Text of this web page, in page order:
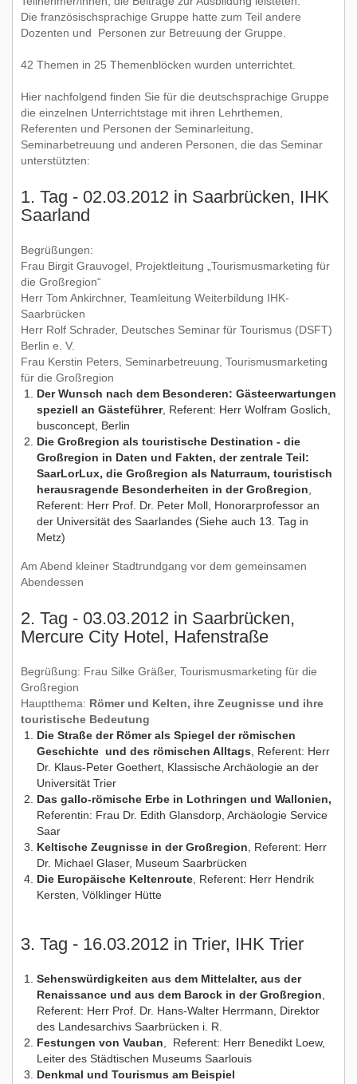
Die französischsprachige Gruppe hatte zum Teil andere
Dozenten und Personen zur Betreuung der Gruppe.
42 Themen in 25 Themenblöcken wurden unterrichtet.
Hier nachfolgend finden Sie für die deutschsprachige Gruppe
die einzelnen Unterrichtstage mit ihren Lehrthemen,
Referenten und Personen der Seminarleitung,
Seminarbetreuung und anderen Personen, die das Seminar
unterstützten:
1. Tag - 02.03.2012 in Saarbrücken, IHK
Saarland
Begrüßungen:
Frau Birgit Grauvogel, Projektleitung „Tourismusmarketing für
die Großregion“
Herr Tom Ankirchner, Teamleitung Weiterbildung IHK-
Saarbrücken
Herr Rolf Schrader, Deutsches Seminar für Tourismus (DSFT)
Berlin e. V.
Frau Kerstin Peters, Seminarbetreuung, Tourismusmarketing
für die Großregion
Der Wunsch nach dem Besonderen: Gästeerwartungen
speziell an Gästeführer, Referent: Herr Wolfram Goslich,
busconcept, Berlin
Die Großregion als touristische Destination - die
Großregion in Daten und Fakten, der zentrale Teil:
SaarLorLux, die Großregion als Naturraum, touristisch
herausragende Besonderheiten in der Großregion,
Referent: Herr Prof. Dr. Peter Moll, Honorarprofessor an
der Universität des Saarlandes (Siehe auch 13. Tag in
Metz)
Am Abend kleiner Stadtrundgang vor dem gemeinsamen
Abendessen
2. Tag - 03.03.2012 in Saarbrücken,
Mercure City Hotel, Hafenstraße
Begrüßung: Frau Silke Gräßer, Tourismusmarketing für die
Großregion
Hauptthema: Römer und Kelten, ihre Zeugnisse und ihre
touristische Bedeutung
Die Straße der Römer als Spiegel der römischen
Geschichte und des römischen Alltags, Referent: Herr
Dr. Klaus-Peter Goethert, Klassische Archäologie an der
Universität Trier
Das gallo-römische Erbe in Lothringen und Wallonien,
Referentin: Frau Dr. Edith Glansdorp, Archäologie Service
Saar
Keltische Zeugnisse in der Großregion, Referent: Herr
Dr. Michael Glaser, Museum Saarbrücken
Die Europäische Keltenroute, Referent: Herr Hendrik
Kersten, Völklinger Hütte
3. Tag - 16.03.2012 in Trier, IHK Trier
Sehenswürdigkeiten aus dem Mittelalter, aus der
Renaissance und aus dem Barock in der Großregion,
Referent: Herr Prof. Dr. Hans-Walter Herrmann, Direktor
des Landesarchivs Saarbrücken i. R.
Festungen von Vauban, Referent: Herr Benedikt Loew,
Leiter des Städtischen Museums Saarlouis
Denkmal und Tourismus am Beispiel